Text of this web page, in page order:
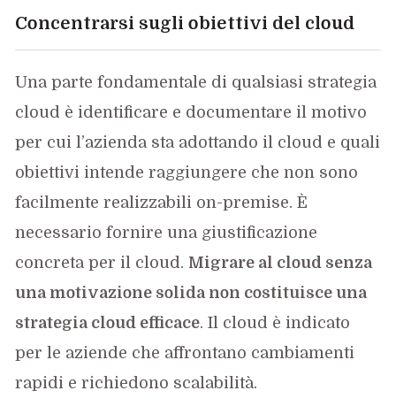
Concentrarsi sugli obiettivi del cloud
Una parte fondamentale di qualsiasi strategia
cloud è identificare e documentare il motivo
per cui l’azienda sta adottando il cloud e quali
obiettivi intende raggiungere che non sono
facilmente realizzabili on-premise. È
necessario fornire una giustificazione
concreta per il cloud. Migrare al cloud senza
una motivazione solida non costituisce una
strategia cloud efficace. Il cloud è indicato
per le aziende che affrontano cambiamenti
rapidi e richiedono scalabilità.